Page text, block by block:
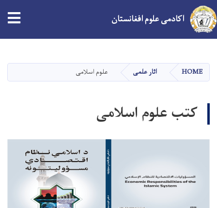
main
content
اکادمی علوم افغانستان
HOME اثار علمی علوم اسلامی
کتب علوم اسلامی